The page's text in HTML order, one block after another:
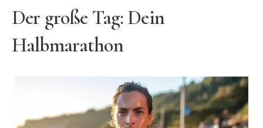
Der große Tag: Dein
Halbmarathon